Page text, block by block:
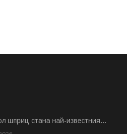
шприц стана най-известния...